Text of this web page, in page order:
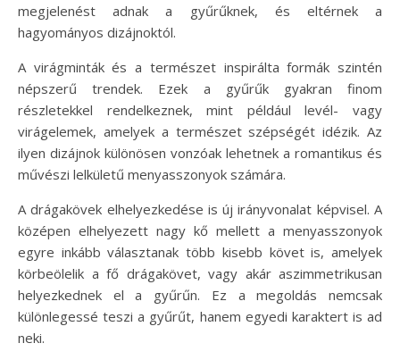
megjelenést adnak a gyűrűknek, és eltérnek a
hagyományos dizájnoktól.
A virágminták és a természet inspirálta formák szintén
népszerű trendek. Ezek a gyűrűk gyakran finom
részletekkel rendelkeznek, mint például levél- vagy
virágelemek, amelyek a természet szépségét idézik. Az
ilyen dizájnok különösen vonzóak lehetnek a romantikus és
művészi lelkületű menyasszonyok számára.
A drágakövek elhelyezkedése is új irányvonalat képvisel. A
középen elhelyezett nagy kő mellett a menyasszonyok
egyre inkább választanak több kisebb követ is, amelyek
körbeölelik a fő drágakövet, vagy akár aszimmetrikusan
helyezkednek el a gyűrűn. Ez a megoldás nemcsak
különlegessé teszi a gyűrűt, hanem egyedi karaktert is ad
neki.